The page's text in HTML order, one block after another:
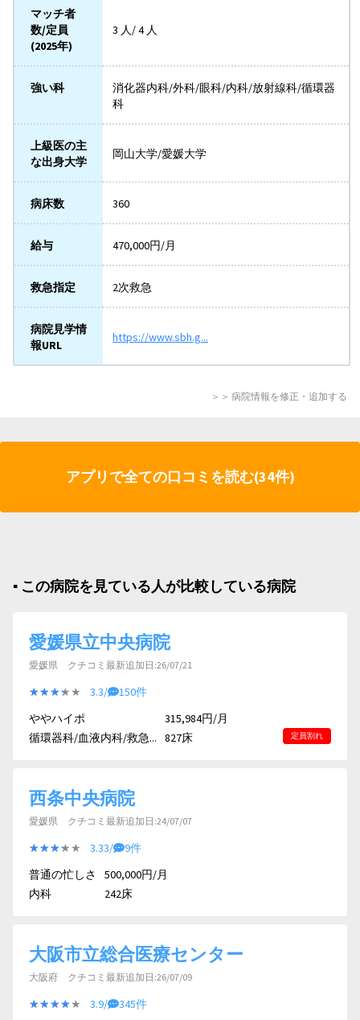
マッチ者
数/定員
(2025年)
3 人/ 4 人
強い科
消化器内科/外科/眼科/内科/放射線科/循環器
科
上級医の主
な出身大学
岡山大学/愛媛大学
病床数 360
給与 470,000円/月
救急指定 2次救急
病院見学情
報URL
https://www.sbh.g...
＞＞ 病院情報を修正・追加する
アプリで全ての口コミを読む(34件)
▪︎ この病院を見ている人が比較している病院
愛媛県立中央病院
愛媛県 クチコミ最新追加日:26/07/21
★★★★★
★★★★★ 3.3/
150件
ややハイポ
循環器科/血液内科/救急...
315,984円/月
827床
定員割れ
西条中央病院
愛媛県 クチコミ最新追加日:24/07/07
★★★★★
★★★★★ 3.33/
9件
普通の忙しさ
内科
500,000円/月
242床
大阪市立総合医療センター
大阪府 クチコミ最新追加日:26/07/09
★★★★★
★★★★★ 3.9/ 345件